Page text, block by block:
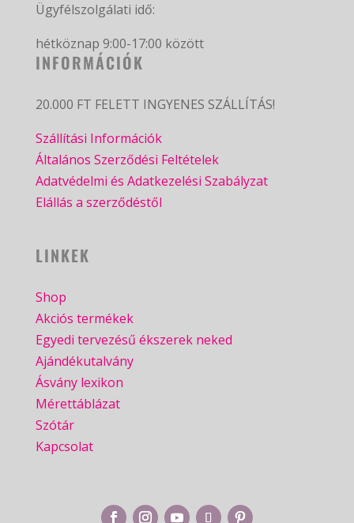
Ügyfélszolgálati idő:
hétköznap 9:00-17:00 között
INFORMÁCIÓK
20.000 FT FELETT INGYENES SZÁLLÍTÁS!
Szállítási Információk
Általános Szerződési Feltételek
Adatvédelmi és Adatkezelési Szabályzat
Elállás a szerződéstől
LINKEK
Shop
Akciós termékek
Egyedi tervezésű ékszerek neked
Ajándékutalvány
Ásvány lexikon
Mérettáblázat
Szótár
Kapcsolat